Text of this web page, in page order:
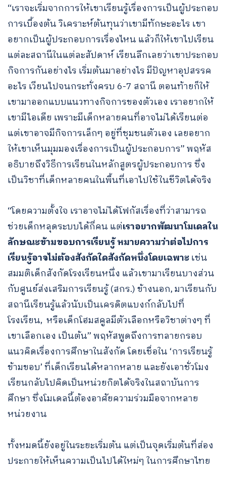
“เราจะเริ่มจากการให้เขาเรียนรู้เรื่องการเป็นผู้ประกอบ
การเบื้องต้น วิเคราะห์ต้นทุนว่าเขามีทักษะอะไร เขา
อยากเป็นผู้ประกอบการเรื่องไหน แล้วก็ให้เขาไปเรียน
แต่ละสถานีในแต่ละสัปดาห์ เรียนลึกเลยว่าเขาประกอบ
กิจการกันอย่างไร เริ่มต้นมาอย่างไร มีปัญหาอุปสรรค
อะไร เวียนไปจนกระทั่งครบ 6-7 สถานี ตอนท้ายก็ให้
เขามาออกแบบแนวทางกิจการของตัวเอง เราอยากให้
เขามีไอเดีย เพราะมีเด็กหลายคนที่อาจไม่ได้เรียนต่อ
แต่เขาอาจมีกิจการเล็กๆ อยู่ที่ชุมชนตัวเอง เลยอยาก
ให้เขาเห็นมุมมองเรื่องการเป็นผู้ประกอบการ” พฤหัส
อธิบายถึงวิธีการเรียนในหลักสูตรผู้ประกอบการ ซึ่ง
เป็นวิชาที่เด็กหลายคนในพื้นที่เอาไปใช้ในชีวิตได้จริง
“โดยความตั้งใจ เราอาจไม่ได้โฟกัสเรื่องที่ว่าสามารถ
ช่วยเด็กหลุดระบบได้กี่คน แต่เราอยากพัฒนาโมเดลใน
ลักษณะข้ามขอบการเรียนรู้หมายความว่าต่อไปการ
เรียนรู้อาจไม่ต้องสังกัดใดสังกัดหนึ่งโดยเฉพาะเช่น
สมมติเด็กสังกัดโรงเรียนหนึ่ง แล้วเขามาเรียนบางส่วน
กับศูนย์ส่งเสริมการเรียนรู้ (สกร.) ข้างนอก, มาเรียนกับ
สถานีเรียนรู้แล้วนับเป็นเครดิตแบงก์กลับไปที่
โรงเรียน, หรือเด็กโฮมสคูลมีตัวเลือกหรือวิชาต่างๆ ที่
เขาเลือกเอง เป็นต้น” พฤหัสพูดถึงการทลายกรอบ
แนวคิดเรื่องการศึกษาในสังกัด โดยเชื่อใน ‘การเรียนรู้
ข้ามขอบ’ ที่เด็กเรียนได้หลากหลาย และยังเอาชั่วโมง
เรียนกลับไปคิดเป็นหน่วยกิตได้จริงในสถาบันการ
ศึกษา ซึ่งโมเดลนี้ต้องอาศัยความร่วมมือจากหลาย
หน่วยงาน
ทั้งหมดนี้ยังอยู่ในระยะเริ่มต้น แต่เป็นจุดเริ่มต้นที่ส่อง
ประกายให้เห็นความเป็นไปได้ใหม่ๆ ในการศึกษาไทย